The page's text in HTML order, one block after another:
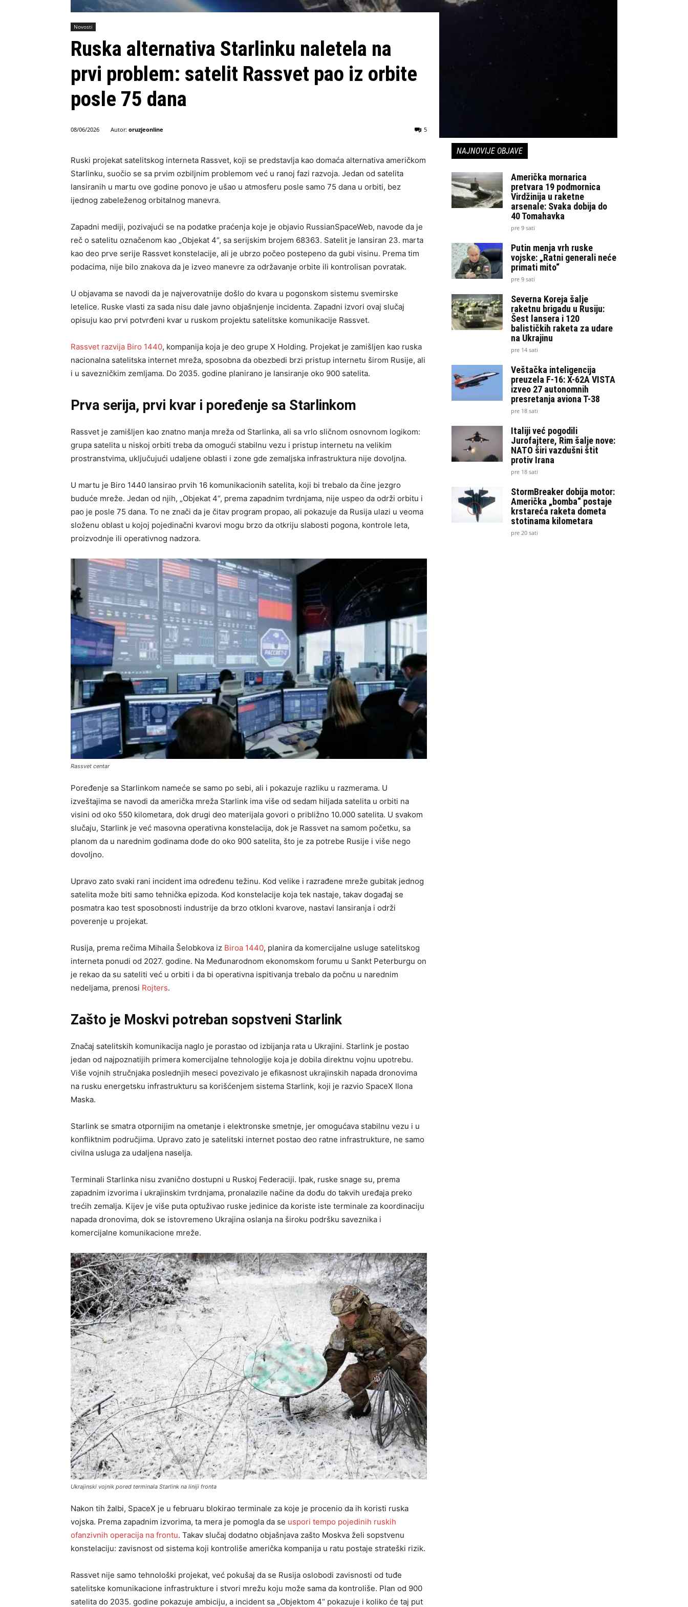
Novosti
Ruska alternativa Starlinku naletela na
prvi problem: satelit Rassvet pao iz orbite
posle 75 dana
08/06/2026 Autor: oruzjeonline 5
Ruski projekat satelitskog interneta Rassvet, koji se predstavlja kao domaća alternativa američkom
Starlinku, suočio se sa prvim ozbiljnim problemom već u ranoj fazi razvoja. Jedan od satelita
lansiranih u martu ove godine ponovo je ušao u atmosferu posle samo 75 dana u orbiti, bez
ijednog zabeleženog orbitalnog manevra.
Zapadni mediji, pozivajući se na podatke praćenja koje je objavio RussianSpaceWeb, navode da je
reč o satelitu označenom kao „Objekat 4“, sa serijskim brojem 68363. Satelit je lansiran 23. marta
kao deo prve serije Rassvet konstelacije, ali je ubrzo počeo postepeno da gubi visinu. Prema tim
podacima, nije bilo znakova da je izveo manevre za održavanje orbite ili kontrolisan povratak.
U objavama se navodi da je najverovatnije došlo do kvara u pogonskom sistemu svemirske
letelice. Ruske vlasti za sada nisu dale javno objašnjenje incidenta. Zapadni izvori ovaj slučaj
opisuju kao prvi potvrđeni kvar u ruskom projektu satelitske komunikacije Rassvet.
Rassvet razvija Biro 1440, kompanija koja je deo grupe X Holding. Projekat je zamišljen kao ruska
nacionalna satelitska internet mreža, sposobna da obezbedi brzi pristup internetu širom Rusije, ali
i u savezničkim zemljama. Do 2035. godine planirano je lansiranje oko 900 satelita.
Prva serija, prvi kvar i poređenje sa Starlinkom
Rassvet je zamišljen kao znatno manja mreža od Starlinka, ali sa vrlo sličnom osnovnom logikom:
grupa satelita u niskoj orbiti treba da omogući stabilnu vezu i pristup internetu na velikim
prostranstvima, uključujući udaljene oblasti i zone gde zemaljska infrastruktura nije dovoljna.
U martu je Biro 1440 lansirao prvih 16 komunikacionih satelita, koji bi trebalo da čine jezgro
buduće mreže. Jedan od njih, „Objekat 4“, prema zapadnim tvrdnjama, nije uspeo da održi orbitu i
pao je posle 75 dana. To ne znači da je čitav program propao, ali pokazuje da Rusija ulazi u veoma
složenu oblast u kojoj pojedinačni kvarovi mogu brzo da otkriju slabosti pogona, kontrole leta,
proizvodnje ili operativnog nadzora.
Rassvet centar
Poređenje sa Starlinkom nameće se samo po sebi, ali i pokazuje razliku u razmerama. U
izveštajima se navodi da američka mreža Starlink ima više od sedam hiljada satelita u orbiti na
visini od oko 550 kilometara, dok drugi deo materijala govori o približno 10.000 satelita. U svakom
slučaju, Starlink je već masovna operativna konstelacija, dok je Rassvet na samom početku, sa
planom da u narednim godinama dođe do oko 900 satelita, što je za potrebe Rusije i više nego
dovoljno.
Upravo zato svaki rani incident ima određenu težinu. Kod velike i razrađene mreže gubitak jednog
satelita može biti samo tehnička epizoda. Kod konstelacije koja tek nastaje, takav događaj se
posmatra kao test sposobnosti industrije da brzo otkloni kvarove, nastavi lansiranja i održi
poverenje u projekat.
Rusija, prema rečima Mihaila Šelobkova iz Biroa 1440, planira da komercijalne usluge satelitskog
interneta ponudi od 2027. godine. Na Međunarodnom ekonomskom forumu u Sankt Peterburgu on
je rekao da su sateliti već u orbiti i da bi operativna ispitivanja trebalo da počnu u narednim
nedeljama, prenosi Rojters.
Zašto je Moskvi potreban sopstveni Starlink
Značaj satelitskih komunikacija naglo je porastao od izbijanja rata u Ukrajini. Starlink je postao
jedan od najpoznatijih primera komercijalne tehnologije koja je dobila direktnu vojnu upotrebu.
Više vojnih stručnjaka poslednjih meseci povezivalo je efikasnost ukrajinskih napada dronovima
na rusku energetsku infrastrukturu sa korišćenjem sistema Starlink, koji je razvio SpaceX Ilona
Maska.
Starlink se smatra otpornijim na ometanje i elektronske smetnje, jer omogućava stabilnu vezu i u
konfliktnim područjima. Upravo zato je satelitski internet postao deo ratne infrastrukture, ne samo
civilna usluga za udaljena naselja.
Terminali Starlinka nisu zvanično dostupni u Ruskoj Federaciji. Ipak, ruske snage su, prema
zapadnim izvorima i ukrajinskim tvrdnjama, pronalazile načine da dođu do takvih uređaja preko
trećih zemalja. Kijev je više puta optuživao ruske jedinice da koriste iste terminale za koordinaciju
napada dronovima, dok se istovremeno Ukrajina oslanja na široku podršku saveznika i
komercijalne komunikacione mreže.
Ukrajinski vojnik pored terminala Starlink na liniji fronta
Nakon tih žalbi, SpaceX je u februaru blokirao terminale za koje je procenio da ih koristi ruska
vojska. Prema zapadnim izvorima, ta mera je pomogla da se uspori tempo pojedinih ruskih
ofanzivnih operacija na frontu. Takav slučaj dodatno objašnjava zašto Moskva želi sopstvenu
konstelaciju: zavisnost od sistema koji kontroliše američka kompanija u ratu postaje strateški rizik.
Rassvet nije samo tehnološki projekat, već pokušaj da se Rusija oslobodi zavisnosti od tuđe
satelitske komunikacione infrastrukture i stvori mrežu koju može sama da kontroliše. Plan od 900
satelita do 2035. godine pokazuje ambiciju, a incident sa „Objektom 4“ pokazuje i koliko će taj put
NAJNOVIJE OBJAVE
Američka mornarica
pretvara 19 podmornica
Virdžinija u raketne
arsenale: Svaka dobija do
40 Tomahavka
pre 9 sati
Putin menja vrh ruske
vojske: „Ratni generali neće
primati mito“
pre 9 sati
Severna Koreja šalje
raketnu brigadu u Rusiju:
Šest lansera i 120
balističkih raketa za udare
na Ukrajinu
pre 14 sati
Veštačka inteligencija
preuzela F-16: X-62A VISTA
izveo 27 autonomnih
presretanja aviona T-38
pre 18 sati
Italiji već pogodili
Jurofajtere, Rim šalje nove:
NATO širi vazdušni štit
protiv Irana
pre 18 sati
StormBreaker dobija motor:
Američka „bomba“ postaje
krstareća raketa dometa
stotinama kilometara
pre 20 sati